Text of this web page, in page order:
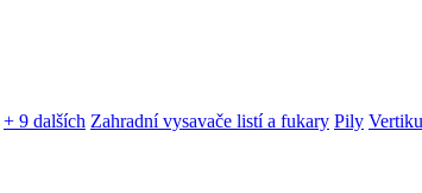
+ 9 dalších Zahradní vysavače listí a fukary Pily